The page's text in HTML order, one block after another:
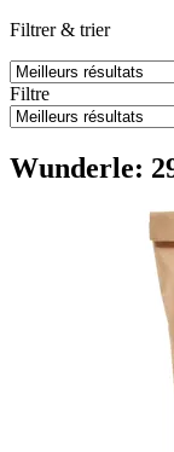
Filtrer & trier
Filtre
Wunderle: